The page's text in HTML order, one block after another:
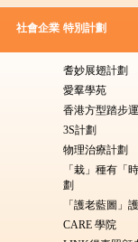
社會企業 特別計劃
耆妙展翅計劃
愛羣學苑
香港方型踏步
3S計劃
物理治療計劃
「栽」種有
劃
「護老藍圖」
CARE 學院